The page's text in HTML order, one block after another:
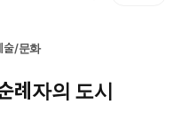
술/문화
례자의 도시